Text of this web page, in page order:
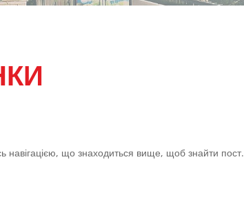
навігацією, що знаходиться вище, щоб знайти пост.